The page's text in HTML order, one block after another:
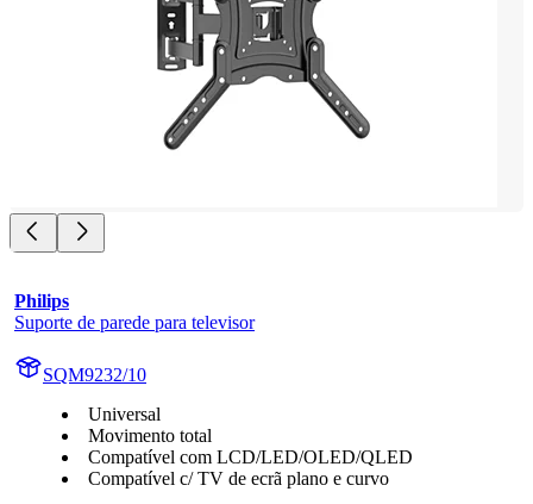
Philips
Suporte de parede para televisor
SQM9232/10
Universal
Movimento total
Compatível com LCD/LED/OLED/QLED
Compatível c/ TV de ecrã plano e curvo